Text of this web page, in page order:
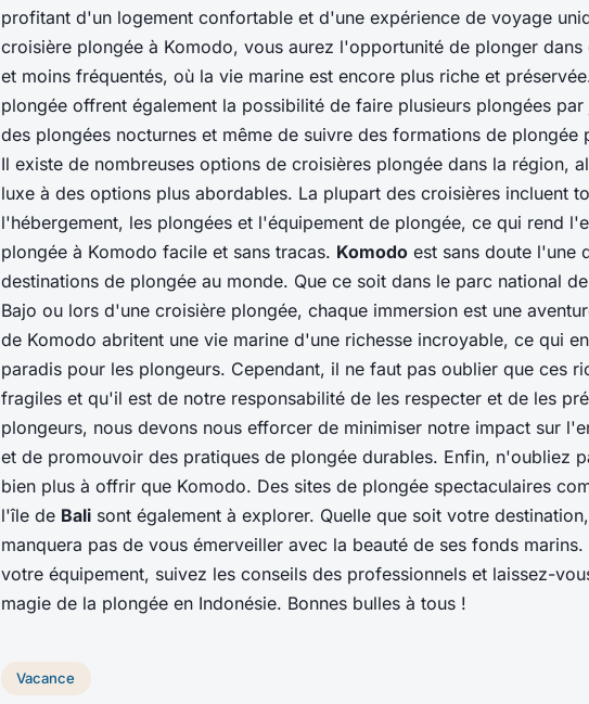
profitant d'un logement confortable et d'une expérience de voyage
croisière plongée à Komodo, vous aurez l'opportunité de plonger dans
et moins fréquentés, où la vie marine est encore plus riche et
plongée offrent également la possibilité de faire plusieurs plongées
des plongées nocturnes et même de suivre des formations de plongée
Il existe de nombreuses options de croisières plongée dans la région,
luxe à des options plus abordables. La plupart des croisières incluent
l'hébergement, les plongées et l'équipement de plongée, ce qui rend
plongée à Komodo facile et sans tracas. Komodo est sans doute l'une
destinations de plongée au monde. Que ce soit dans le parc national
Bajo ou lors d'une croisière plongée, chaque immersion est une
de Komodo abritent une vie marine d'une richesse incroyable, ce qui
paradis pour les plongeurs. Cependant, il ne faut pas oublier que ces
fragiles et qu'il est de notre responsabilité de les respecter et de les
plongeurs, nous devons nous efforcer de minimiser notre impact sur
et de promouvoir des pratiques de plongée durables. Enfin, n'oubliez
bien plus à offrir que Komodo. Des sites de plongée spectaculaires
l'île de Bali sont également à explorer. Quelle que soit votre
manquera pas de vous émerveiller avec la beauté de ses fonds
votre équipement, suivez les conseils des professionnels et laissez-
magie de la plongée en Indonésie. Bonnes bulles à tous !
Vacance